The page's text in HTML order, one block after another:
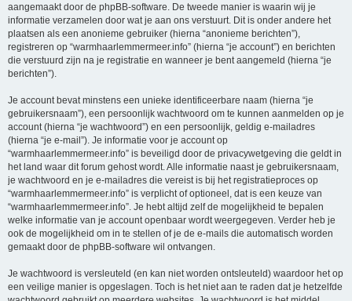
aangemaakt door de phpBB-software. De tweede manier is waarin wij je
informatie verzamelen door wat je aan ons verstuurt. Dit is onder andere het
plaatsen als een anonieme gebruiker (hierna “anonieme berichten”),
registreren op “warmhaarlemmermeer.info” (hierna “je account”) en berichten
die verstuurd zijn na je registratie en wanneer je bent aangemeld (hierna “je
berichten”).
Je account bevat minstens een unieke identificeerbare naam (hierna “je
gebruikersnaam”), een persoonlijk wachtwoord om te kunnen aanmelden op je
account (hierna “je wachtwoord”) en een persoonlijk, geldig e-mailadres
(hierna “je e-mail”). Je informatie voor je account op
“warmhaarlemmermeer.info” is beveiligd door de privacywetgeving die geldt in
het land waar dit forum gehost wordt. Alle informatie naast je gebruikersnaam,
je wachtwoord en je e-mailadres die vereist is bij het registratieproces op
“warmhaarlemmermeer.info” is verplicht of optioneel, dat is een keuze van
“warmhaarlemmermeer.info”. Je hebt altijd zelf de mogelijkheid te bepalen
welke informatie van je account openbaar wordt weergegeven. Verder heb je
ook de mogelijkheid om in te stellen of je de e-mails die automatisch worden
gemaakt door de phpBB-software wil ontvangen.
Je wachtwoord is versleuteld (en kan niet worden ontsleuteld) waardoor het op
een veilige manier is opgeslagen. Toch is het niet aan te raden dat je hetzelfde